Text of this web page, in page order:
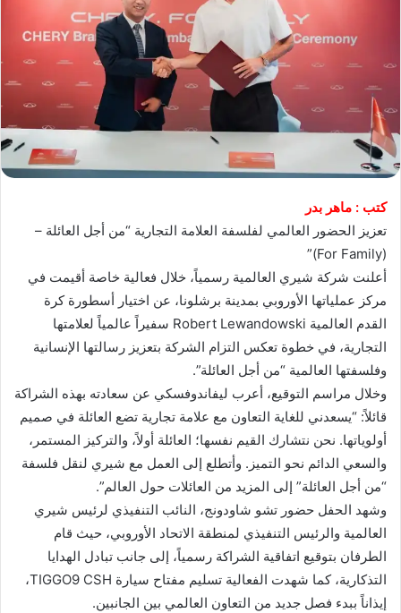
كتب : ماهر بدر
تعزيز الحضور العالمي لفلسفة العلامة التجارية “من أجل العائلة –
(For Family)”
أعلنت شركة شيري العالمية رسمياً، خلال فعالية خاصة أقيمت في
مركز عملياتها الأوروبي بمدينة برشلونا، عن اختيار أسطورة كرة
القدم العالمية Robert Lewandowski سفيراً عالمياً لعلامتها
التجارية، في خطوة تعكس التزام الشركة بتعزيز رسالتها الإنسانية
وفلسفتها العالمية “من أجل العائلة”.
وخلال مراسم التوقيع، أعرب ليفاندوفسكي عن سعادته بهذه الشراكة
قائلاً: “يسعدني للغاية التعاون مع علامة تجارية تضع العائلة في صميم
أولوياتها. نحن نتشارك القيم نفسها؛ العائلة أولاً، والتركيز المستمر،
والسعي الدائم نحو التميز. وأتطلع إلى العمل مع شيري لنقل فلسفة
“من أجل العائلة” إلى المزيد من العائلات حول العالم”.
وشهد الحفل حضور تشو شاودونج، النائب التنفيذي لرئيس شيري
العالمية والرئيس التنفيذي لمنطقة الاتحاد الأوروبي، حيث قام
الطرفان بتوقيع اتفاقية الشراكة رسمياً، إلى جانب تبادل الهدايا
التذكارية، كما شهدت الفعالية تسليم مفتاح سيارة TIGGO9 CSH،
إيذاناً ببدء فصل جديد من التعاون العالمي بين الجانبين.